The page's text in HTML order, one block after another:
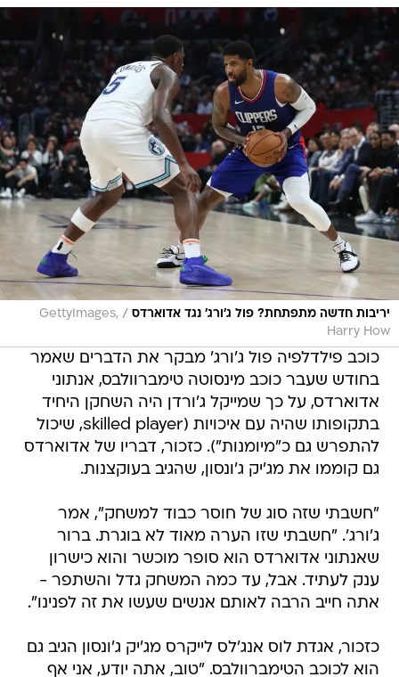
יריבות חדשה מתפתחת? פול ג'ורג' נגד אדוארדס /
GettyImages,
Harry How
כוכב פילדלפיה פול ג'ורג' מבקר את הדברים שאמר
בחודש שעבר כוכב מינסוטה טימברוולבס, אנתוני
אדוארדס, על כך שמייקל ג'ורדן היה השחקן היחיד
בתקופותו שהיה עם איכויות (skilled player, שיכול
להתפרש גם כ"מיומנות"). כזכור, דבריו של אדוארדס
גם קוממו את מג'יק ג'ונסון, שהגיב בעוקצנות.
"חשבתי שזה סוג של חוסר כבוד למשחק", אמר
ג'ורג'. "חשבתי שזו הערה מאוד לא בוגרת. ברור
שאנתוני אדוארדס הוא סופר מוכשר והוא כישרון
ענק לעתיד. אבל, עד כמה המשחק גדל והשתפר -
אתה חייב הרבה לאותם אנשים שעשו את זה לפנינו".
כזכור, אגדת לוס אנג'לס לייקרס מג'יק ג'ונסון הגיב גם
הוא לכוכב הטימברוולבס. "טוב, אתה יודע, אני אף